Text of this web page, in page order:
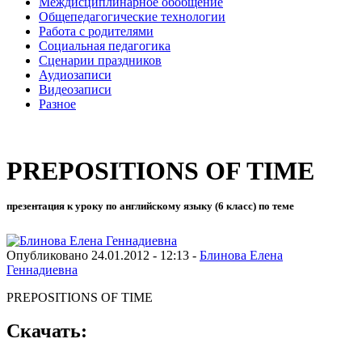
Общепедагогические технологии
Работа с родителями
Социальная педагогика
Сценарии праздников
Аудиозаписи
Видеозаписи
Разное
PREPOSITIONS OF TIME
презентация к уроку по английскому языку (6 класс) по теме
Опубликовано 24.01.2012 - 12:13 - Блинова Елена
Геннадиевна
PREPOSITIONS OF TIME
Скачать: